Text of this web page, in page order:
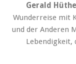
Gerald
Wunderreise mit
und der Anderen
Lebendigkeit,